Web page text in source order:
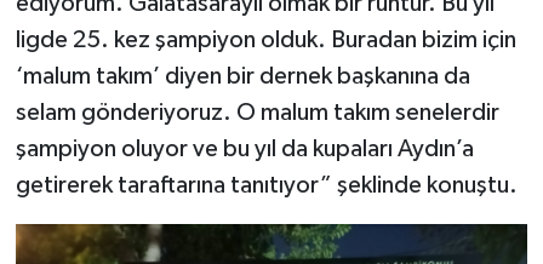
ligde 25. kez şampiyon olduk. Buradan bizim için
‘malum takım’ diyen bir dernek başkanına da
selam gönderiyoruz. O malum takım senelerdir
şampiyon oluyor ve bu yıl da kupaları Aydın’a
getirerek taraftarına tanıtıyor” şeklinde konuştu.